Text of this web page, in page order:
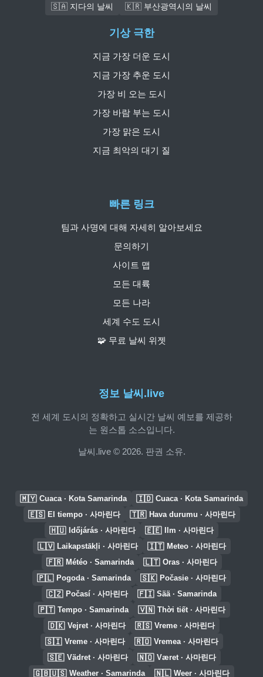
🇸🇦 지다의 날씨
🇰🇷 부산광역시의 날씨
정보 날씨.live
전 세계 도시의 정확하고 실시간 날씨 예보를 제공하
는 원스톱 소스입니다.
날씨.live © 2026. 판권 소유.
빠른 링크
팀과 사명에 대해 자세히 알아보세요
문의하기
사이트 맵
모든 대륙
모든 나라
세계 수도 도시
🧩 무료 날씨 위젯
기상 극한
지금 가장 더운 도시
지금 가장 추운 도시
가장 비 오는 도시
가장 바람 부는 도시
가장 맑은 도시
지금 최악의 대기 질
🇲🇾 Cuaca · Kota Samarinda 🇮🇩 Cuaca · Kota Samarinda
🇪🇸 El tiempo · 사마린다 🇹🇷 Hava durumu · 사마린다
🇭🇺 Időjárás · 사마린다 🇪🇪 Ilm · 사마린다
🇱🇻 Laikapstākļi · 사마린다 🇮🇹 Meteo · 사마린다
🇫🇷 Météo · Samarinda 🇱🇹 Oras · 사마린다
🇵🇱 Pogoda · Samarinda 🇸🇰 Počasie · 사마린다
🇨🇿 Počasí · 사마린다 🇫🇮 Sää · Samarinda
🇵🇹 Tempo · Samarinda 🇻🇳 Thời tiết · 사마린다
🇩🇰 Vejret · 사마린다 🇷🇸 Vreme · 사마린다
🇸🇮 Vreme · 사마린다 🇷🇴 Vremea · 사마린다
🇸🇪 Vädret · 사마린다 🇳🇴 Været · 사마린다
🇬🇧🇺🇸 Weather · Samarinda 🇳🇱 Weer · 사마린다